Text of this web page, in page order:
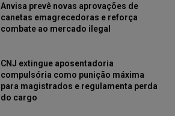
Anvisa prevê novas aprovações de
canetas emagrecedoras e reforça
combate ao mercado ilegal
CNJ extingue aposentadoria
compulsória como punição máxima
para magistrados e regulamenta perda
do cargo